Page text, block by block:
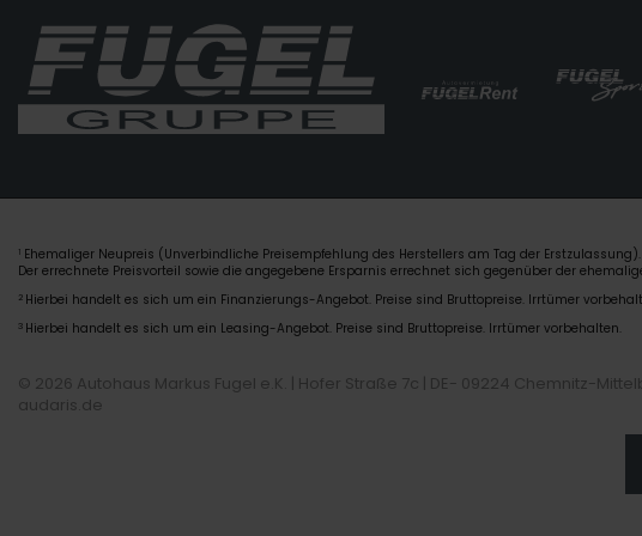
1 Ehemaliger Neupreis (Unverbindliche Preisempfehlung des Herstellers am Tag der Erstzulassung).
Der errechnete Preisvorteil sowie die angegebene Ersparnis errechnet sich gegenüber der
2 Hierbei handelt es sich um ein Finanzierungs-Angebot. Preise sind Bruttopreise. Irrtümer
3 Hierbei handelt es sich um ein Leasing-Angebot. Preise sind Bruttopreise. Irrtümer vorbehalten.
© 2026 Autohaus Markus Fugel e.K. | Hofer Straße 7c | DE- 09224 Chemnitz-
audaris.de